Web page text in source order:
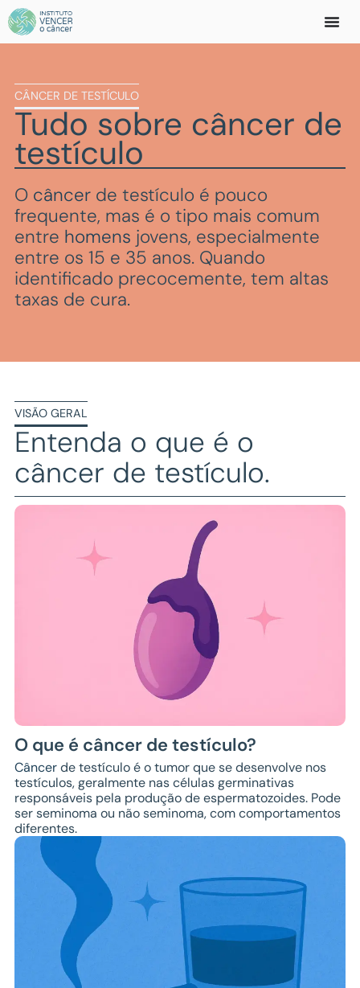
CÂNCER DE TESTÍCULO
Tudo sobre câncer de
testículo
O câncerde testículo é pouco
frequente, mas é o tipo mais comum
entre homens jovens, especialmente
entre os 15 e 35 anos. Quando
identificado precocemente, tem altas
taxas de cura.
VISÃO GERAL
Entenda o que é o
câncer de testículo.
O que é câncer de testículo?
Câncerde testículo é o tumor que se desenvolve nos
testículos, geralmente nas células germinativas
responsáveis pela produção de espermatozoides. Pode
ser seminoma ou não seminoma, com comportamentos
diferentes.